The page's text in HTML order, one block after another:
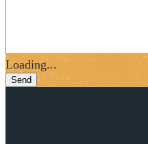
Loading...
Send